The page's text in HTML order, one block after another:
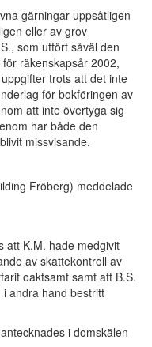
gärningar uppsåtligen
eller av grov
som utfört såväl den
räkenskapsår 2002,
trots att det inte
för bokföringen av
att inte övertyga sig
har både den
missvisande.
Fröberg) meddelade
att K.M. hade medgivit
av skattekontroll av
oaktsamt samt att B.S.
andra hand bestritt
i domskälen